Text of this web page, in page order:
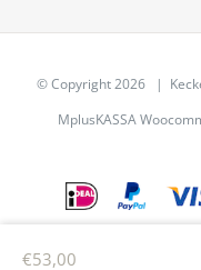
€53,00
© Copyright2026 |
MplusKASSA